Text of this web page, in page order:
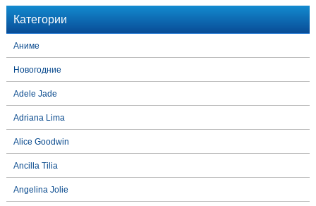
Категории
Аниме
Новогодние
Adele Jade
Adriana Lima
Alice Goodwin
Ancilla Tilia
Angelina Jolie